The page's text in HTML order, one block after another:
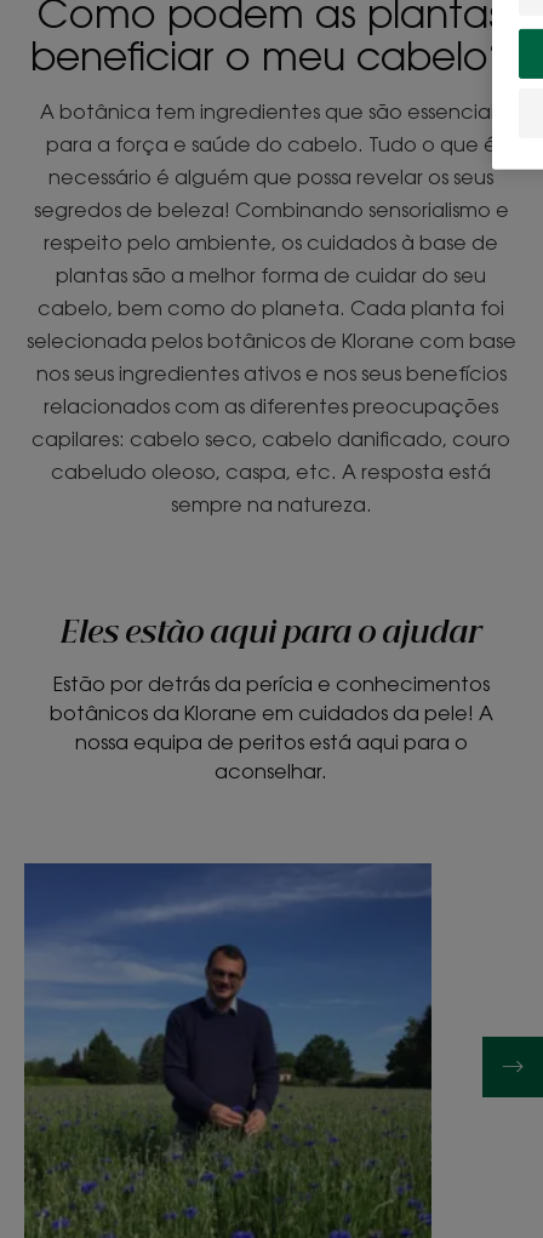
Como podem as plantas
beneficiar o meu cabelo?
A botânica tem ingredientes que são essenciais
para a força e saúde do cabelo. Tudo o que é
necessário é alguém que possa revelar os seus
segredos de beleza! Combinando sensorialismo e
respeito pelo ambiente, os cuidados à base de
plantas são a melhor forma de cuidar do seu
cabelo, bem como do planeta. Cada planta foi
selecionada pelos botânicos de Klorane com base
nos seus ingredientes ativos e nos seus benefícios
relacionados com as diferentes preocupações
capilares: cabelo seco, cabelo danificado, couro
cabeludo oleoso, caspa, etc. A resposta está
sempre na natureza.
Eles estão aqui para o ajudar
Estão por detrás da perícia e conhecimentos
botânicos da Klorane em cuidados da pele! A
nossa equipa de peritos está aqui para o
aconselhar.